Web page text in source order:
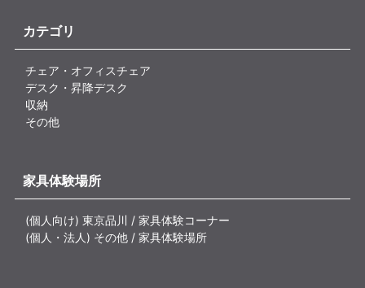
カテゴリ
チェア・オフィスチェア
デスク・昇降デスク
収納
その他
家具体験場所
(個人向け) 東京品川 / 家具体験コーナー
(個人・法人) その他 / 家具体験場所